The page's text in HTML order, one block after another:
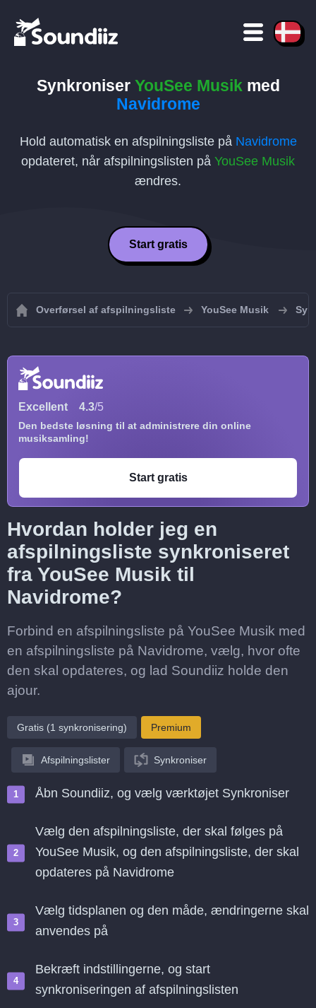
Synkroniser YouSee Musik med
Navidrome
Hold automatisk en afspilningsliste på Navidrome
opdateret, når afspilningslisten på YouSee Musik
ændres.
Start gratis
Overførsel af afspilningsliste YouSee Musik
Excellent 4.3/5
Den bedste løsning til at administrere din online
musiksamling!
Start gratis
Hvordan holder jeg en
afspilningsliste synkroniseret
fra YouSee Musik til
Navidrome?
Forbind en afspilningsliste på YouSee Musik med
en afspilningsliste på Navidrome, vælg, hvor ofte
den skal opdateres, og lad Soundiiz holde den
ajour.
Gratis (1 synkronisering) Premium
Afspilningslister Synkroniser
Åbn Soundiiz, og vælg værktøjet Synkroniser
Vælg den afspilningsliste, der skal følges på
YouSee Musik, og den afspilningsliste, der skal
opdateres på Navidrome
Vælg tidsplanen og den måde, ændringerne skal
anvendes på
Bekræft indstillingerne, og start
synkroniseringen af afspilningslisten